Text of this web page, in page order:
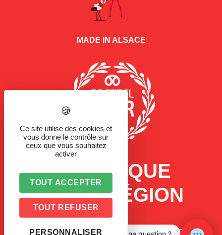
MADE IN ALSACE
LA MARQUE
D'UNE RÉGION
Ce site utilise des cookies et
vous donne le contrôle sur
ceux que vous souhaitez
activer
TOUT ACCEPTER
TOUT REFUSER
PERSONNALISER